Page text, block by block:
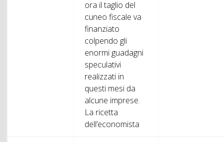
ora il taglio del
cuneo fiscale va
finanziato
colpendo gli
enormi guadagni
speculativi
realizzati in
questi mesi da
alcune imprese.
La ricetta
dell’economista